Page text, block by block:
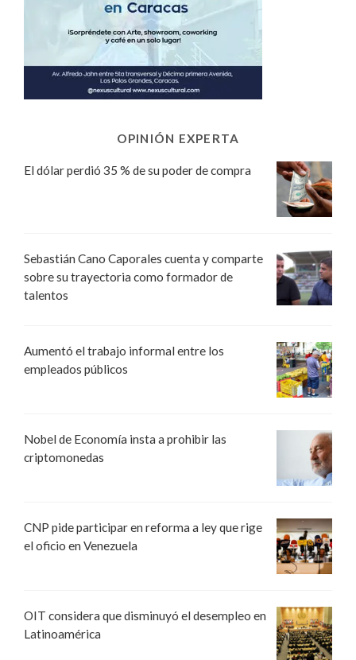
OPINIÓN EXPERTA
El dólar perdió 35 % de su poder de compra
Sebastián Cano Caporales cuenta y comparte
sobre su trayectoria como formador de
talentos
Aumentó el trabajo informal entre los
empleados públicos
Nobel de Economía insta a prohibir las
criptomonedas
CNP pide participar en reforma a ley que rige
el oficio en Venezuela
OIT considera que disminuyó el desempleo en
Latinoamérica